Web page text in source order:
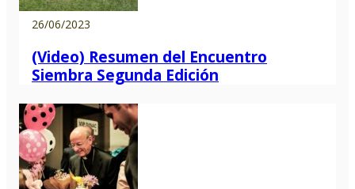
26/06/2023
(Video) Resumen del Encuentro
Siembra Segunda Edición